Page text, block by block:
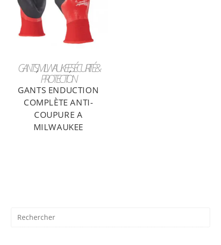
LIRE LA SUITE
GANTS,MILWAUKEE,SÉCURITÉ &
PROTECTION
GANTS ENDUCTION
COMPLÈTE ANTI-
COUPURE A
MILWAUKEE